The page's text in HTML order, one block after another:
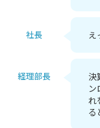
社長 え
経理部長
決
ン
れ
る